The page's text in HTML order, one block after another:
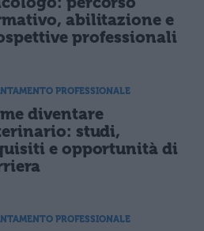
miei dati da parte di terzi per finalità di
automatizzate o tradizionali
abilitazione e
professionali
PROFESSIONALE
diventare
studi,
e opportunità di
PROFESSIONALE